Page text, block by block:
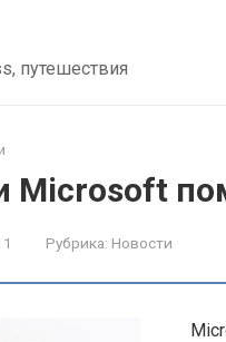
путешествия
Microsoft
Рубрика: Новости